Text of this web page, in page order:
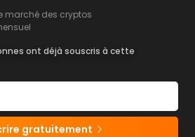
marché des cryptos
ont déjà souscris à cette
gratuitement